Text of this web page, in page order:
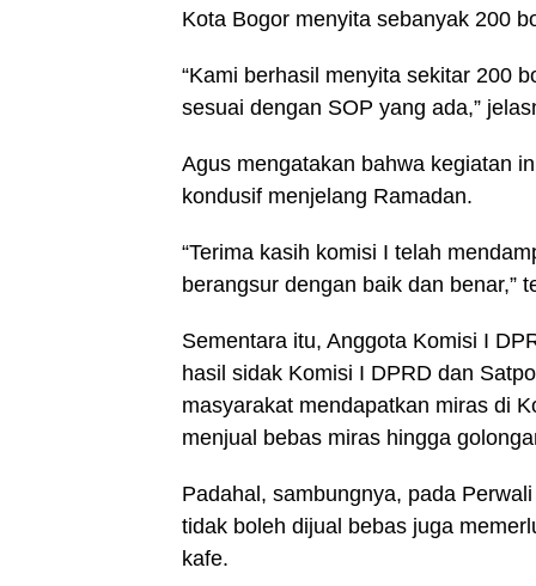
Kota Bogor menyita sebanyak 200
“Kami berhasil menyita sekitar 200
sesuai dengan SOP yang ada,”
Agus mengatakan bahwa kegiatan
kondusif menjelang Ramadan.
“Terima kasih komisi I telah
berangsur dengan baik dan benar,”
Sementara itu, Anggota Komisi I
hasil sidak Komisi I DPRD dan
masyarakat mendapatkan miras di
menjual bebas miras hingga
Padahal, sambungnya, pada
tidak boleh dijual bebas juga
kafe.